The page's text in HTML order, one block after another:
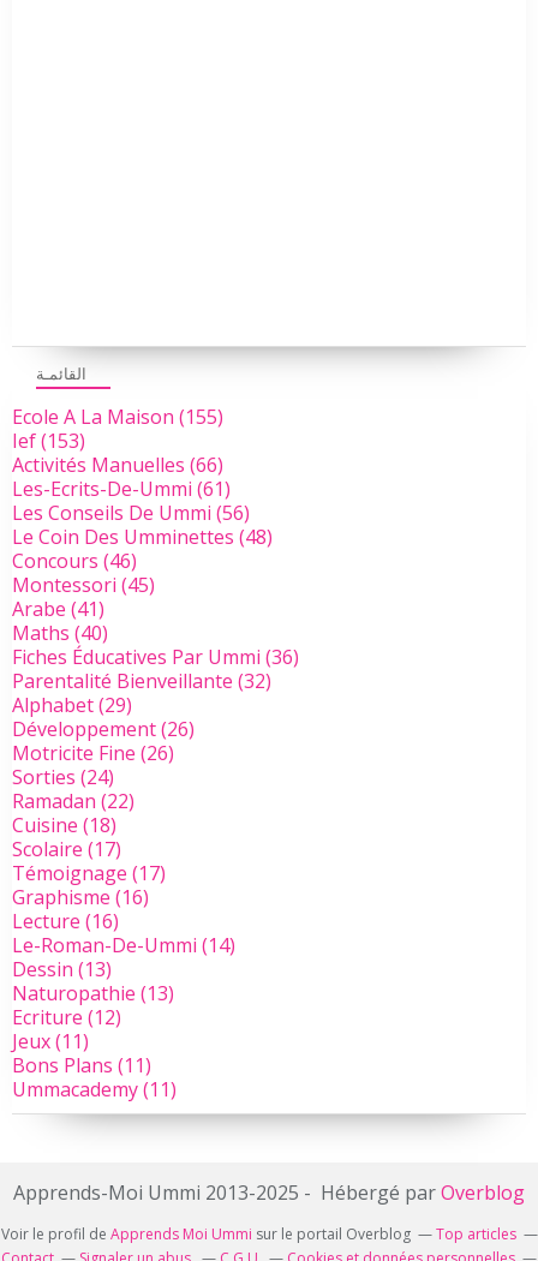
القائمـة
Ecole A La Maison (155)
Ief(153)
Activités Manuelles (66)
Les-Ecrits-De-Ummi (61)
Les Conseils De Ummi (56)
Le Coin Des Umminettes (48)
Concours (46)
Montessori (45)
Arabe (41)
Maths (40)
Fiches Éducatives Par Ummi (36)
Parentalité Bienveillante (32)
Alphabet(29)
Développement(26)
Motricite Fine (26)
Sorties (24)
Ramadan (22)
Cuisine (18)
Scolaire (17)
Témoignage (17)
Graphisme (16)
Lecture (16)
Le-Roman-De-Ummi (14)
Dessin (13)
Naturopathie (13)
Ecriture (12)
Jeux(11)
Bons Plans (11)
Ummacademy(11)
Apprends-Moi Ummi 2013-2025 - Hébergé parOverblog
Voir le profil de Apprends Moi Ummi sur le portail Overblog
Top articles